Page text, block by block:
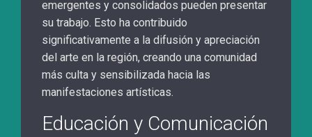
emergentes y consolidados pueden presentar
su trabajo. Esto ha contribuido
significativamente a la difusión y apreciación
del arte en la región, creando una comunidad
más culta y sensibilizada hacia las
manifestaciones artísticas.
Educación y Comunicación